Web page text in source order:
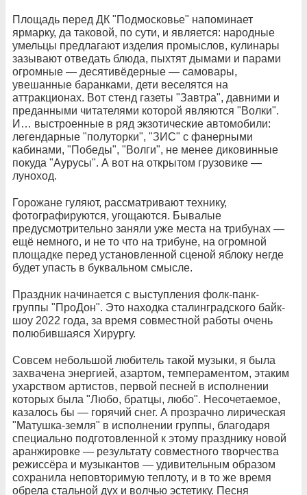
Площадь перед ДК "Подмосковье" напоминает
ярмарку, да таковой, по сути, и является: народные
умельцы предлагают изделия промыслов, кулинары
зазывают отведать блюда, пыхтят дымами и парами
огромные — десятивёдерные — самовары,
увешанные баранками, дети веселятся на
аттракционах. Вот стенд газеты "Завтра", давними и
преданными читателями которой являются "Волки".
И… выстроенные в ряд экзотические автомобили:
легендарные "полуторки", "ЗИС" с фанерными
кабинами, "Победы", "Волги", не менее диковинные
покуда "Аурусы". А вот на открытом грузовике —
луноход.
Горожане гуляют, рассматривают технику,
фотографируются, угощаются. Бывалые
предусмотрительно заняли уже места на трибунах —
ещё немного, и не то что на трибуне, на огромной
площадке перед установленной сценой яблоку негде
будет упасть в буквальном смысле.
Праздник начинается с выступления фолк-панк-
группы "ПроДон". Это находка сталинградского байк-
шоу 2022 года, за время совместной работы очень
полюбившаяся Хирургу.
Совсем небольшой любитель такой музыки, я была
захвачена энергией, азартом, темпераментом, этаким
ухарством артистов, первой песней в исполнении
которых была "Любо, братцы, любо". Несочетаемое,
казалось бы — горячий снег. А прозрачно лирическая
"Матушка-земля" в исполнении группы, благодаря
специально подготовленной к этому празднику новой
аранжировке — результату совместного творчества
режиссёра и музыкантов — удивительным образом
сохранила неповторимую теплоту, и в то же время
обрела стальной дух и волчью эстетику. Песня